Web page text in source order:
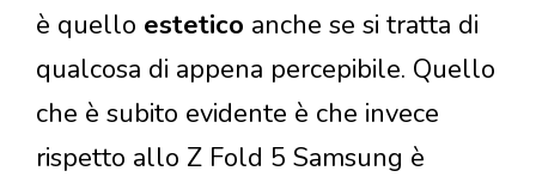
è quello estetico anche se si tratta di
qualcosa di appena percepibile. Quello
che è subito evidente è che invece
rispetto allo Z Fold 5 Samsung è